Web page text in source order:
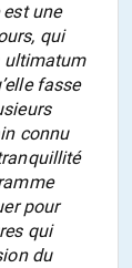
une
qui
ultimatum
fasse
connu
pour
qui
du